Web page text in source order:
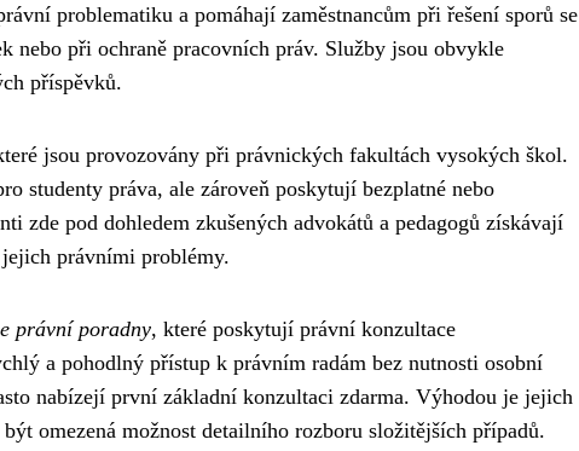
problematiku a pomáhají zaměstnancům při řešení sporů se
nebo při ochraně pracovních práv. Služby jsou obvykle
příspěvků.
jsou provozovány při právnických fakultách vysokých škol.
studenty práva, ale zároveň poskytují bezplatné nebo
zde pod dohledem zkušených advokátů a pedagogů získávají
právními problémy.
právní poradny, které poskytují právní konzultace
a pohodlný přístup k právním radám bez nutnosti osobní
nabízejí první základní konzultaci zdarma. Výhodou je jejich
omezená možnost detailního rozboru složitějších případů.